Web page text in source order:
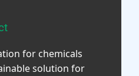
for chemicals
solution for